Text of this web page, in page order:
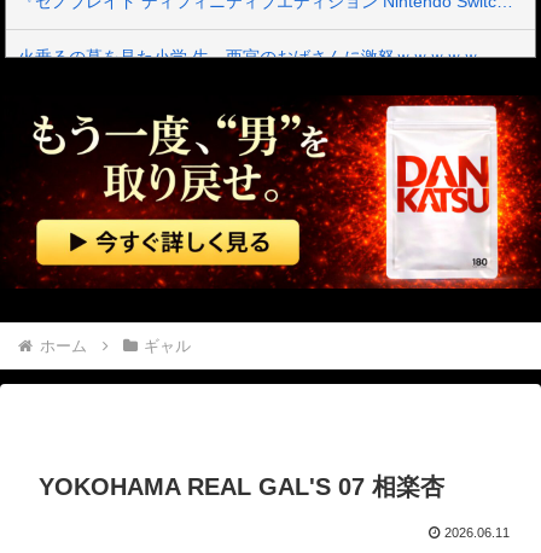
火垂るの墓を見た小学 生、西宮のおばさんに激怒ｗｗｗｗｗ
【画像】 ディズニーランドで買える「いなり寿司」がめちゃめちゃ美味しそう
【鹿児島】 突然右折し路面電車と衝突 乗っていた男女3人は車を放置しダッシュで逃走中
グリーンコーラとかいうやつ飲んだ？
中国「台風接近！」台風13号「三峡直撃予測」中国「上流大洪水！（三峡上流」中国都市「8/5の映像（動画」三峡ダム「緊急放流（決壊危機」中国「下流大水害（震え声」→
【韓国】５０代の男、マスクの着用を要求した乗客に暴行
ホーム ギャル
YOKOHAMA REAL GAL'S 07 相楽杏
2026.06.11